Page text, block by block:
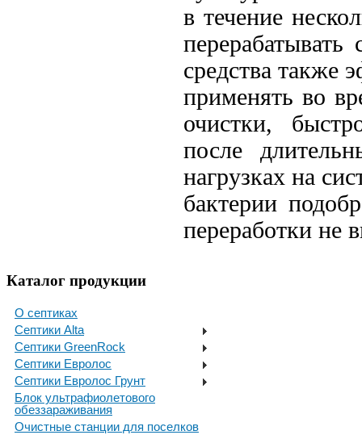
в течение
средства также
применять во
очистки,
после
нагрузках на
бактерии
переработки не
Каталог продукции
О септиках
Септики Alta
Септики GreenRock
Септики Евролос
Септики Евролос Грунт
Блок ультрафиолетового
обеззараживания
Очистные станции для поселков